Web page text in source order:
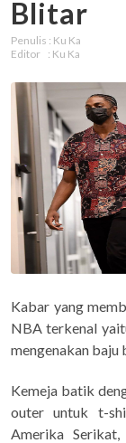
Blitar
Penulis : Ku Ka
Editor : Ku Ka
Kabar yang
NBA terkenal
mengenakan baju
Kemeja batik
outer untuk t-
Amerika